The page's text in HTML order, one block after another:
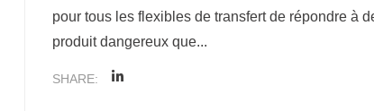
pour tous les flexibles de transfert de répondre à
produit dangereux que...
SHARE: